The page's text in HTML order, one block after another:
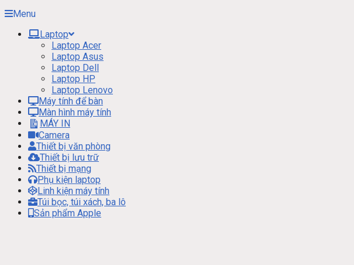
Menu
Laptop
Laptop Acer
Laptop Asus
Laptop Dell
Laptop HP
Laptop Lenovo
Máy tính để bàn
Màn hình máy tính
MÁY IN
Camera
Thiết bị văn phòng
Thiết bị lưu trữ
Thiết bị mạng
Phụ kiện laptop
Linh kiện máy tính
Túi bọc, túi xách, ba lô
Sản phẩm Apple